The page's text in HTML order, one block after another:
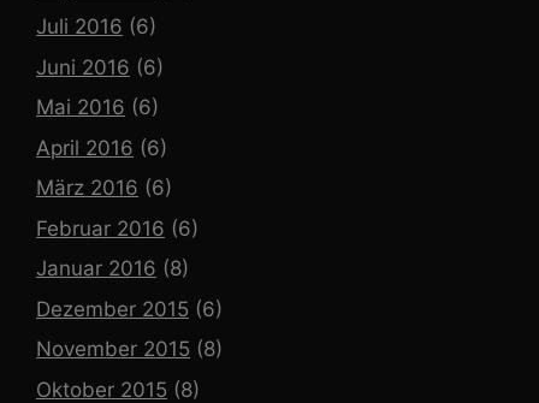
Juli 2016 (6)
Juni 2016 (6)
Mai 2016 (6)
April 2016 (6)
März 2016 (6)
Februar 2016 (6)
Januar 2016 (8)
Dezember 2015 (6)
November 2015 (8)
Oktober 2015 (8)